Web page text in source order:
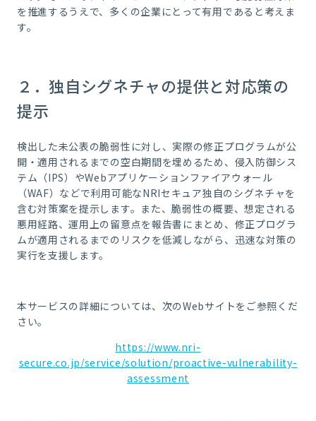
を推進するうえで、多くの企業にとって有用であると考えま
す。
２．独自シグネチャの提供と対応策の
提示
検出した未公表の脆弱性に対し、実際の修正プログラムが公
開・適用されるまでの空白期間を埋めるため、侵入防御シス
テム（IPS）やWebアプリケーションファイアウォール
（WAF）などで利用可能なNRIセキュア独自のシグネチャを
含む対策案を提示します。また、脆弱性の概要、想定される
悪用経路、運用上の留意点を報告書にまとめ、修正プログラ
ムが適用されるまでのリスクを低減しながら、迅速な対策の
実行を支援します。
本サービスの詳細については、次のWebサイトをご参照くだ
さい。
https://www.nri-
secure.co.jp/service/solution/proactive-vulnerability-
assessment